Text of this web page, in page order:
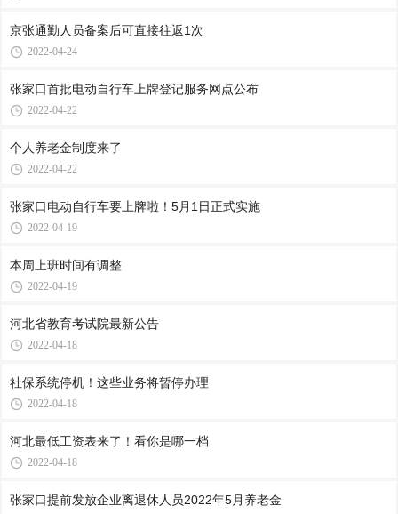
京张通勤人员备案后可直接往返1次
2022-04-24
张家口首批电动自行车上牌登记服务网点公布
2022-04-22
个人养老金制度来了
2022-04-22
张家口电动自行车要上牌啦！5月1日正式实施
2022-04-19
本周上班时间有调整
2022-04-19
河北省教育考试院最新公告
2022-04-18
社保系统停机！这些业务将暂停办理
2022-04-18
河北最低工资表来了！看你是哪一档
2022-04-18
张家口提前发放企业离退休人员2022年5月养老金